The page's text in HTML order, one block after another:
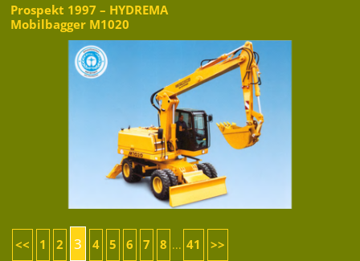
Prospekt 1997 – HYDREMA
Mobilbagger M1020
<< 1 2 3 4 5 6 7 8 ... 41 >>